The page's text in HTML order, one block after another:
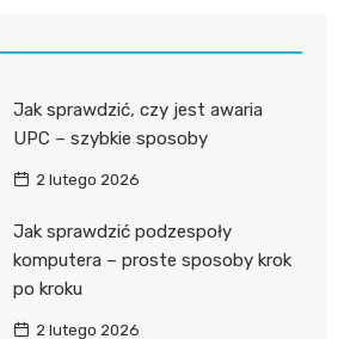
Jak sprawdzić, czy jest awaria
UPC – szybkie sposoby
2 lutego 2026
Jak sprawdzić podzespoły
komputera – proste sposoby krok
po kroku
2 lutego 2026